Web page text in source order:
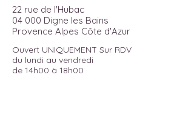
22 rue de l'Hubac
04 000 Digne les Bains
Provence Alpes Côte d'Azur
Ouvert UNIQUEMENT Sur RDV
du lundi au vendredi
de 14h00 à 18h00